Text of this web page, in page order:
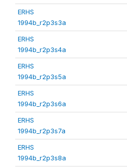
ERHS
1994b_r2p3s3a
ERHS
1994b_r2p3s4a
ERHS
1994b_r2p3s5a
ERHS
1994b_r2p3s6a
ERHS
1994b_r2p3s7a
ERHS
1994b_r2p3s8a